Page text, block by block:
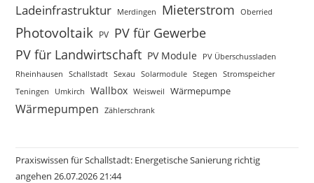
Ladeinfrastruktur Merdingen Mieterstrom Oberried
Photovoltaik PV PV für Gewerbe
PV für Landwirtschaft PV Module
PV Überschussladen
Rheinhausen
Schallstadt Sexau Solarmodule Stegen
Stromspeicher
Teningen
Umkirch Wallbox Weisweil Wärmepumpe
Wärmepumpen Zählerschrank
Praxiswissen für Schallstadt: Energetische Sanierung richtig
angehen 26.07.2026 21:44